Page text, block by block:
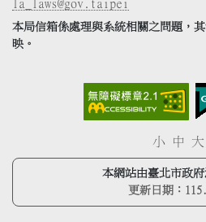
la_laws@gov.taipei
本局信箱係處理與系統相關之問題，
映。
小 中 大
本網站由臺北市政
更新日期：